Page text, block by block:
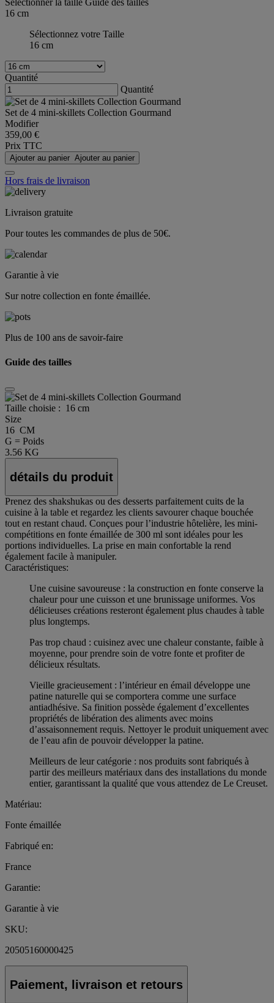
Sélectionner la taille Guide des tailles
16 cm
Sélectionnez votre Taille
16 cm
Quantité
Quantité
Set de 4 mini-skillets Collection Gourmand
Modifier
359,00 €
Prix TTC
Ajouter au panier Ajouter au panier
Hors frais de livraison
Livraison gratuite
Pour toutes les commandes de plus de 50€.
Garantie à vie
Sur notre collection en fonte émaillée.
Plus de 100 ans de savoir-faire
Guide des tailles
Taille choisie : 16 cm
Size
16 CM
G = Poids
3.56 KG
détails du produit
Prenez des shakshukas ou des desserts parfaitement cuits de la
cuisine à la table et regardez les clients savourer chaque bouchée
tout en restant chaud. Conçues pour l’industrie hôtelière, les mini-
compétitions en fonte émaillée de 300 ml sont idéales pour les
portions individuelles. La prise en main confortable la rend
également facile à manipuler.
Caractéristiques:
Une cuisine savoureuse : la construction en fonte conserve la
chaleur pour une cuisson et une brunissage uniformes. Vos
délicieuses créations resteront également plus chaudes à table
plus longtemps.
Pas trop chaud : cuisinez avec une chaleur constante, faible à
moyenne, pour prendre soin de votre fonte et profiter de
délicieux résultats.
Vieille gracieusement : l’intérieur en émail développe une
patine naturelle qui se comportera comme une surface
antiadhésive. Sa finition possède également d’excellentes
propriétés de libération des aliments avec moins
d’assaisonnement requis. Nettoyer le produit uniquement avec
de l’eau afin de pouvoir développer la patine.
Meilleurs de leur catégorie : nos produits sont fabriqués à
partir des meilleurs matériaux dans des installations du monde
entier, garantissant la qualité que vous attendez de Le Creuset.
Matériau:
Fonte émaillée
Fabriqué en:
France
Garantie:
Garantie à vie
SKU:
20505160000425
Paiement, livraison et retours